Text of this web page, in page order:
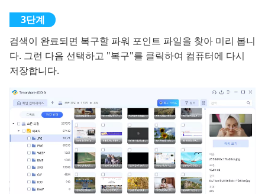
검색이 완료되면 복구할 파워 포인트 파일을 찾아 미리 봅니
다. 그런 다음 선택하고 "복구"를 클릭하여 컴퓨터에 다시
저장합니다.